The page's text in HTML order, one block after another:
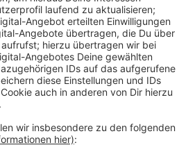
hielt der Skoda an; der
wurde aber wenig später
er sei geflüchtet, um einer
gegen das
und der damit verbundenen